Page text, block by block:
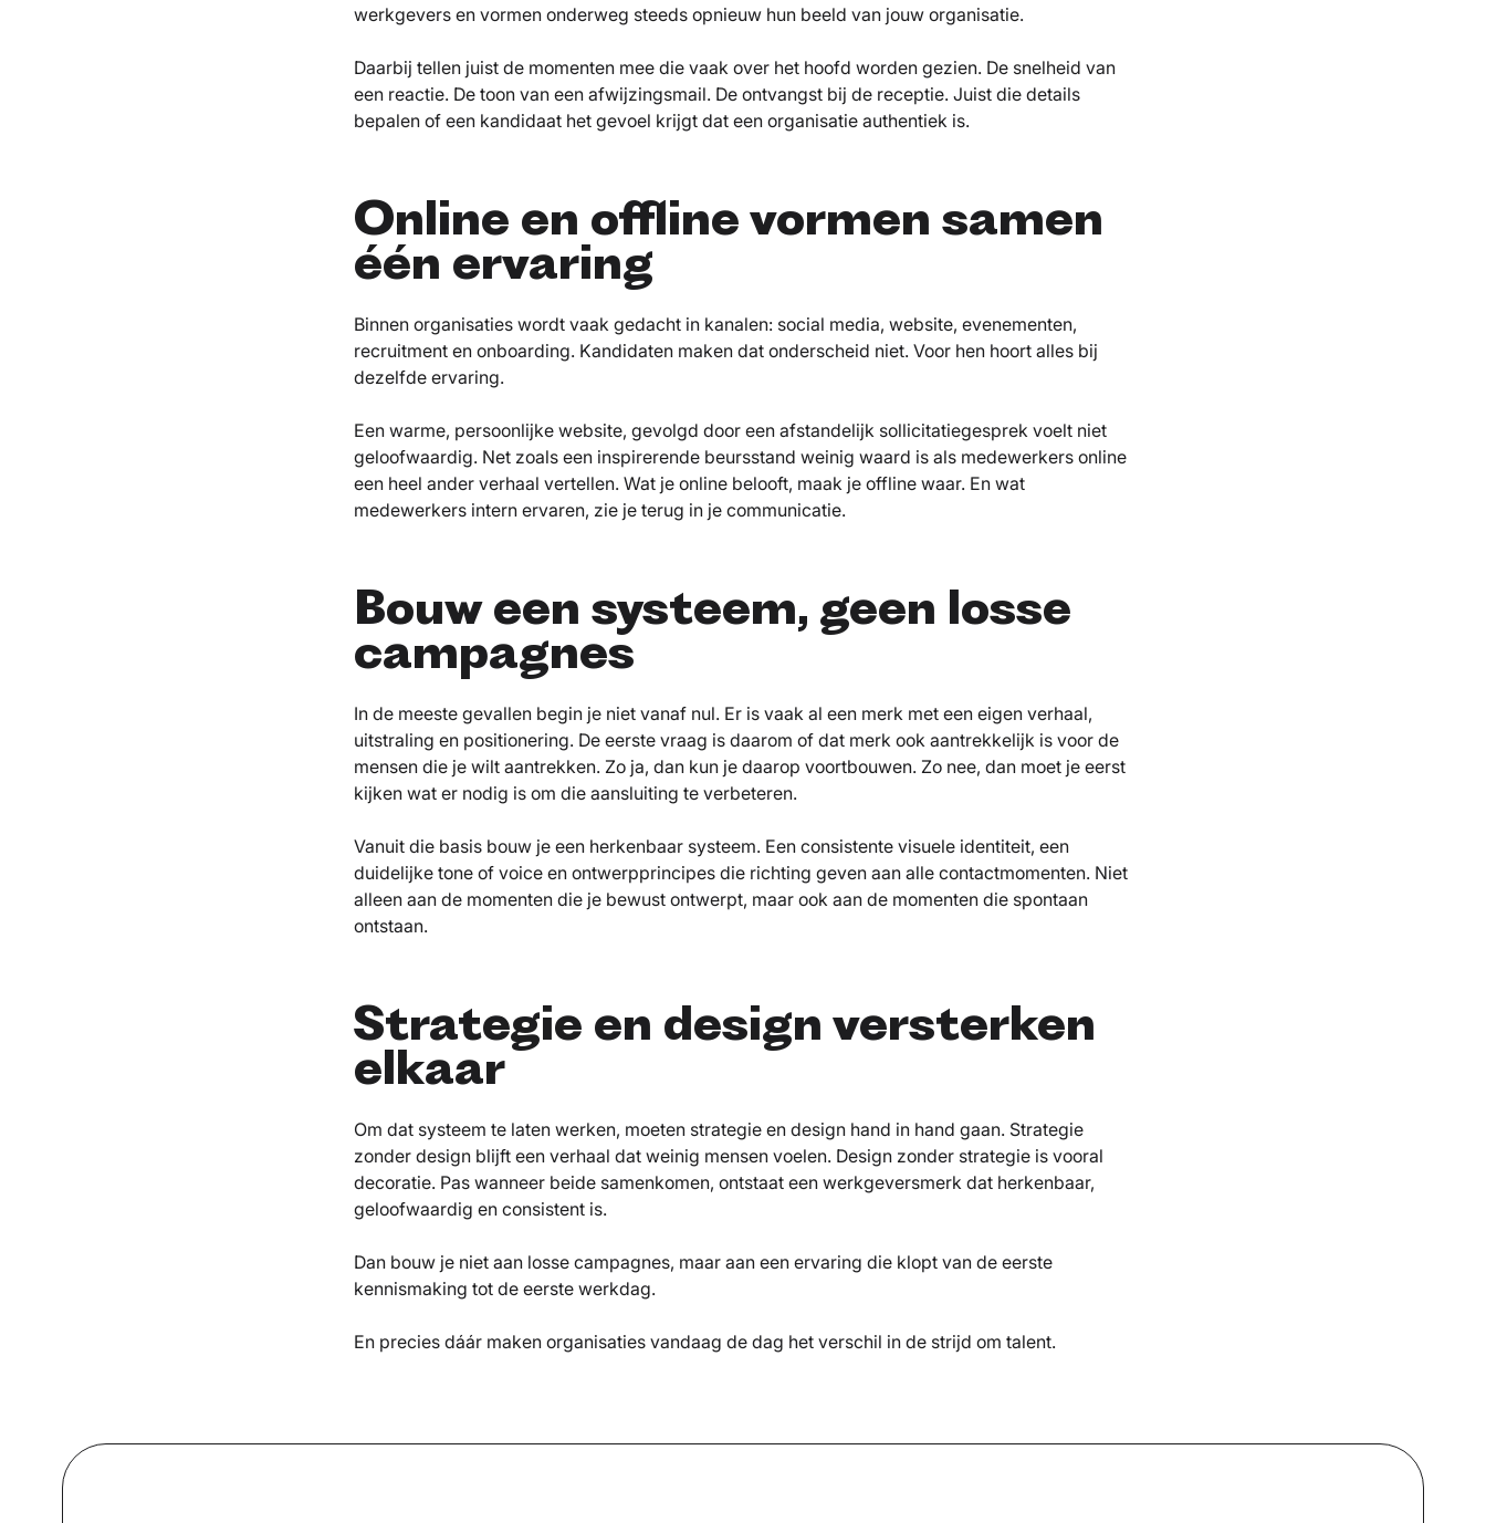
werkgevers en vormen onderweg steeds opnieuw hun beeld van jouw organisatie.
Daarbij tellen juist de momenten mee die vaak over het hoofd worden gezien. De snelheid van
een reactie. De toon van een afwijzingsmail. De ontvangst bij de receptie. Juist die details
bepalen of een kandidaat het gevoel krijgt dat een organisatie authentiek is.
Online en offline vormen samen
één ervaring
Binnen organisaties wordt vaak gedacht in kanalen: social media, website, evenementen,
recruitment en onboarding. Kandidaten maken dat onderscheid niet. Voor hen hoort alles bij
dezelfde ervaring.
Een warme, persoonlijke website, gevolgd door een afstandelijk sollicitatiegesprek voelt niet
geloofwaardig. Net zoals een inspirerende beursstand weinig waard is als medewerkers online
een heel ander verhaal vertellen. Wat je online belooft, maak je offline waar. En wat
medewerkers intern ervaren, zie je terug in je communicatie.
Bouw een systeem, geen losse
campagnes
In de meeste gevallen begin je niet vanaf nul. Er is vaak al een merk met een eigen verhaal,
uitstraling en positionering. De eerste vraag is daarom of dat merk ook aantrekkelijk is voor de
mensen die je wilt aantrekken. Zo ja, dan kun je daarop voortbouwen. Zo nee, dan moet je eerst
kijken wat er nodig is om die aansluiting te verbeteren.
Vanuit die basis bouw je een herkenbaar systeem. Een consistente visuele identiteit, een
duidelijke tone of voice en ontwerpprincipes die richting geven aan alle contactmomenten. Niet
alleen aan de momenten die je bewust ontwerpt, maar ook aan de momenten die spontaan
ontstaan.
Strategie en design versterken
elkaar
Om dat systeem te laten werken, moeten strategie en design hand in hand gaan. Strategie
zonder design blijft een verhaal dat weinig mensen voelen. Design zonder strategie is vooral
decoratie. Pas wanneer beide samenkomen, ontstaat een werkgeversmerk dat herkenbaar,
geloofwaardig en consistent is.
Dan bouw je niet aan losse campagnes, maar aan een ervaring die klopt van de eerste
kennismaking tot de eerste werkdag.
En precies dáár maken organisaties vandaag de dag het verschil in de strijd om talent.